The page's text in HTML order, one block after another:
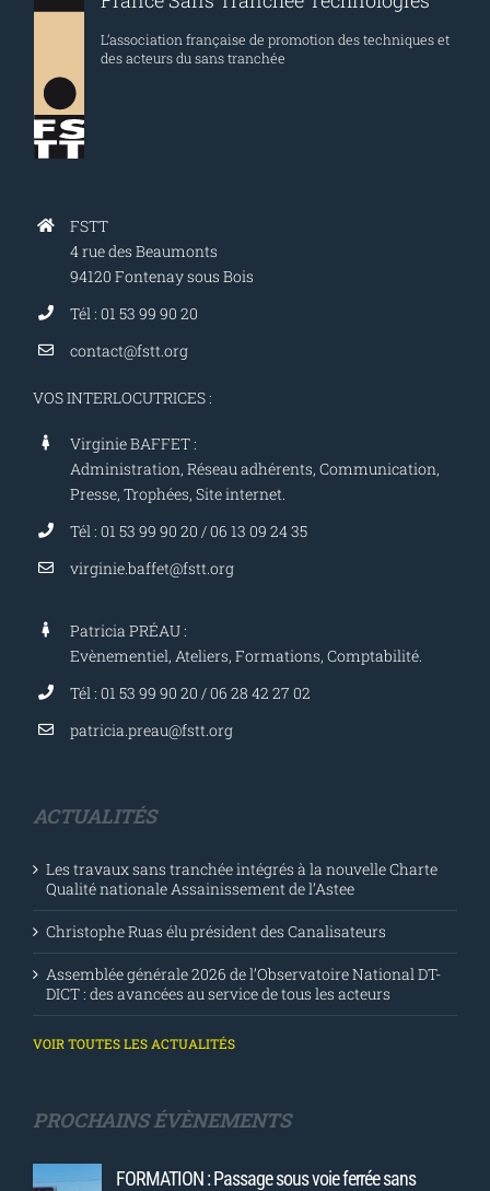
L’association française de promotion des techniques et
des acteurs du sans tranchée
FSTT
4 rue des Beaumonts
94120 Fontenay sous Bois
Tél : 01 53 99 90 20
contact@fstt.org
VOS INTERLOCUTRICES :
Virginie BAFFET :
Administration, Réseau adhérents, Communication,
Presse, Trophées, Site internet.
Tél : 01 53 99 90 20 / 06 13 09 24 35
virginie.baffet@fstt.org
Patricia PRÉAU :
Evènementiel, Ateliers, Formations, Comptabilité.
Tél : 01 53 99 90 20 / 06 28 42 27 02
patricia.preau@fstt.org
ACTUALITÉS
Les travaux sans tranchée intégrés à la nouvelle Charte
Qualité nationale Assainissement de l’Astee
Christophe Ruas élu président des Canalisateurs
Assemblée générale 2026 de l’Observatoire National DT-
DICT : des avancées au service de tous les acteurs
VOIR TOUTES LES ACTUALITÉS
PROCHAINS ÉVÈNEMENTS
FORMATION : Passage sous voie ferrée sans